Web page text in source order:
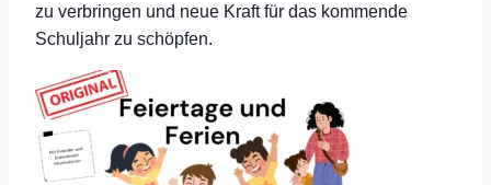
zu verbringen und neue Kraft für das kommende
Schuljahr zu schöpfen.